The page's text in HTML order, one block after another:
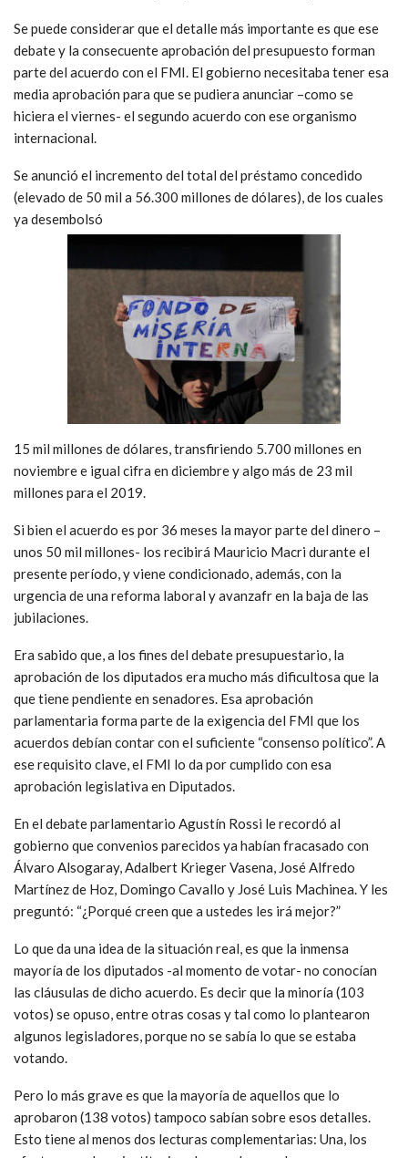
Se puede considerar que el detalle más importante es que ese
debate y la consecuente aprobación del presupuesto forman
parte del acuerdo con el FMI. El gobierno necesitaba tener esa
media aprobación para que se pudiera anunciar –como se
hiciera el viernes- el segundo acuerdo con ese organismo
internacional.
Se anunció el incremento del total del préstamo concedido
(elevado de 50 mil a 56.300 millones de dólares), de los cuales
ya desembolsó
15 mil millones de dólares, transfiriendo 5.700 millones en
noviembre e igual cifra en diciembre y algo más de 23 mil
millones para el 2019.
Si bien el acuerdo es por 36 meses la mayor parte del dinero –
unos 50 mil millones- los recibirá Mauricio Macri durante el
presente período, y viene condicionado, además, con la
urgencia de una reforma laboral y avanzafr en la baja de las
jubilaciones.
Era sabido que, a los fines del debate presupuestario, la
aprobación de los diputados era mucho más dificultosa que la
que tiene pendiente en senadores. Esa aprobación
parlamentaria forma parte de la exigencia del FMI que los
acuerdos debían contar con el suficiente “consenso político”. A
ese requisito clave, el FMI lo da por cumplido con esa
aprobación legislativa en Diputados.
En el debate parlamentario Agustín Rossi le recordó al
gobierno que convenios parecidos ya habían fracasado con
Álvaro Alsogaray, Adalbert Krieger Vasena, José Alfredo
Martínez de Hoz, Domingo Cavallo y José Luis Machinea. Y les
preguntó: “¿Porqué creen que a ustedes les irá mejor?”
Lo que da una idea de la situación real, es que la inmensa
mayoría de los diputados -al momento de votar- no conocían
las cláusulas de dicho acuerdo. Es decir que la minoría (103
votos) se opuso, entre otras cosas y tal como lo plantearon
algunos legisladores, porque no se sabía lo que se estaba
votando.
Pero lo más grave es que la mayoría de aquellos que lo
aprobaron (138 votos) tampoco sabían sobre esos detalles.
Esto tiene al menos dos lecturas complementarias: Una, los